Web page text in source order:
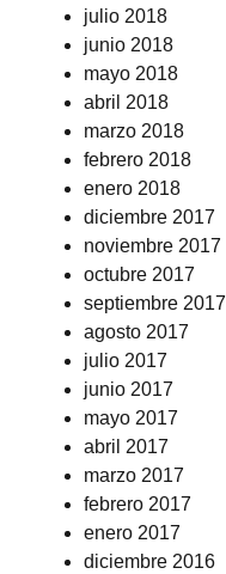
julio 2018
junio 2018
mayo 2018
abril 2018
marzo 2018
febrero 2018
enero 2018
diciembre 2017
noviembre 2017
octubre 2017
septiembre 2017
agosto 2017
julio 2017
junio 2017
mayo 2017
abril 2017
marzo 2017
febrero 2017
enero 2017
diciembre 2016